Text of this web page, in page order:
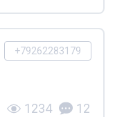
+79262283179
1234 12